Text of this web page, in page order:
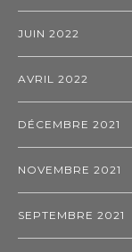
JUIN 2022
AVRIL 2022
DÉCEMBRE 2021
NOVEMBRE 2021
SEPTEMBRE 2021